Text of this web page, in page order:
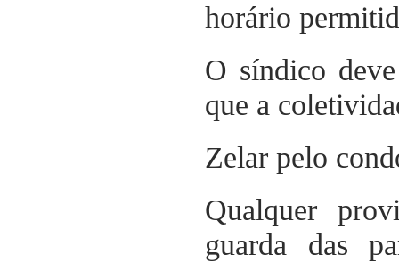
horário
O síndico
que a
Zelar pelo
Qualquer
guarda das